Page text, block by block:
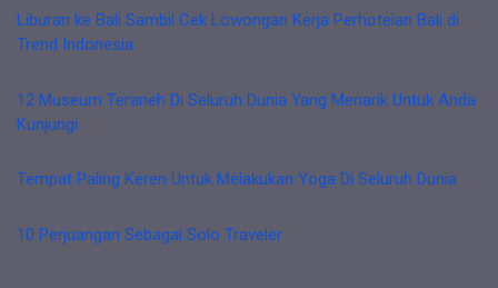
Liburan ke Bali Sambil Cek Lowongan Kerja Perhotelan Bali di
Trend Indonesia
12 Museum Teraneh Di Seluruh Dunia Yang Menarik Untuk Anda
Kunjungi
Tempat Paling Keren Untuk Melakukan Yoga Di Seluruh Dunia
10 Perjuangan Sebagai Solo Traveler